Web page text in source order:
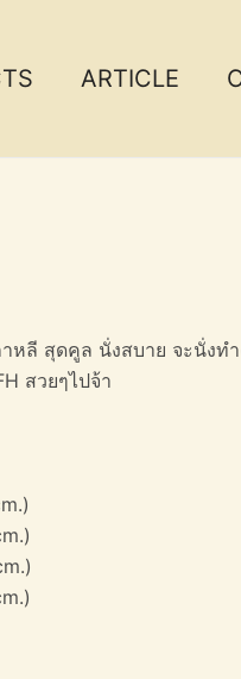
ARTICLE
หลี สุดคูล นั่งสบาย จะนั่งท
สวยๆไปจ้า